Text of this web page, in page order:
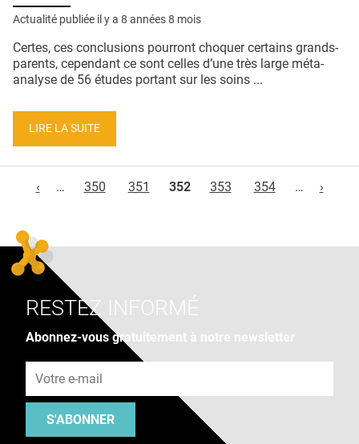
Actualité publiée il y a 8 années 8 mois
Certes, ces conclusions pourront choquer certains grands-
parents, cependant ce sont celles d’une très large méta-
analyse de 56 études portant sur les soins ...
LIRE LA SUITE
‹
… 350 351 352 353 354 … ›
RESTEZ INFORMÉ
Abonnez-vous gratuitement à notre newsletter
S'ABONNER